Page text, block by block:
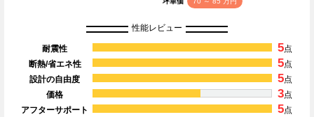
性能レビュー
耐震性 5点
断熱/省エネ性
5点
設計の自由度
5点
価格
3点
アフターサポート
5点